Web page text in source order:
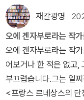
는 사람들은 톰을 보지
은 금새 친해졌어요.이
에서 일어나는 일들은
러다 결국 집으로 돌아
원에서 최대한 오래 보
시간을 보내든 어차피
문이에요.그런데 마지
재갈광명
오에 겐자부로라는 작
오에 겐자부로라는 작
어보거나 한 적은 없고,
부끄럽습니다.그는 일
<프랑스 르네상스의